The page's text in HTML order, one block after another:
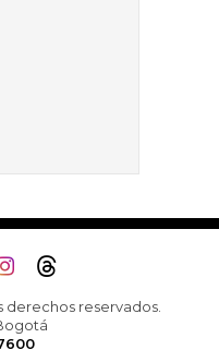
derechos reservados.